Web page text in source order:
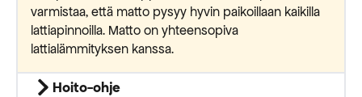
varmistaa, että matto pysyy hyvin paikoillaan kaikilla
lattiapinnoilla. Matto on yhteensopiva
lattialämmityksen kanssa.
Hoito-ohje